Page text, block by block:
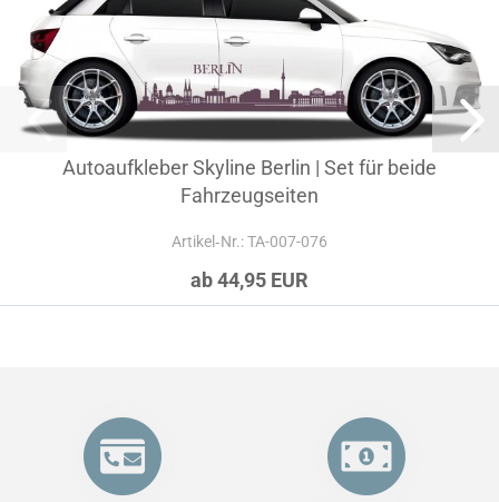
Autoaufkleber Skyline Berlin | Set für beide
Fahrzeugseiten
Artikel‑Nr.: TA-007-076
ab 44,95 EUR